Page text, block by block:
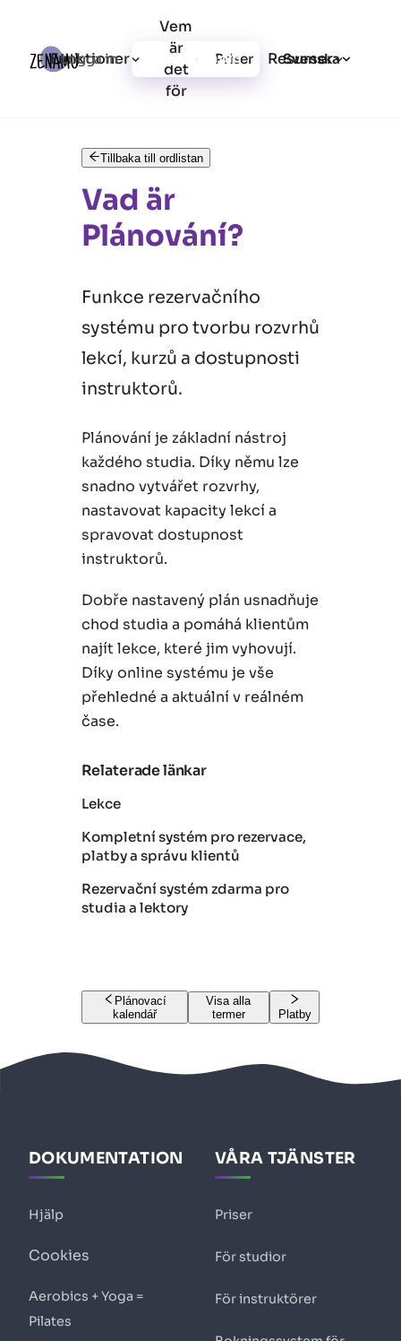
Funktioner
Vem
är
det
för
Priser Resurser
Logga in Registrera dig Svenska
Tillbaka till ordlistan
Vad är
Plánování?
Funkce rezervačního
systému pro tvorbu rozvrhů
lekcí, kurzů a dostupnosti
instruktorů.
Plánování je základní nástroj
každého studia. Díky němu lze
snadno vytvářet rozvrhy,
nastavovat kapacity lekcí a
spravovat dostupnost
instruktorů.
Dobře nastavený plán usnadňuje
chod studia a pomáhá klientům
najít lekce, které jim vyhovují.
Díky online systému je vše
přehledné a aktuální v reálném
čase.
Relaterade länkar
Lekce
Kompletní systém pro rezervace,
platby a správu klientů
Rezervační systém zdarma pro
studia a lektory
Plánovací
kalendář
Visa alla
termer
Platby
DOKUMENTATION
Hjälp
Cookies
Aerobics + Yoga =
Pilates
VÅRA TJÄNSTER
Priser
För studior
För instruktörer